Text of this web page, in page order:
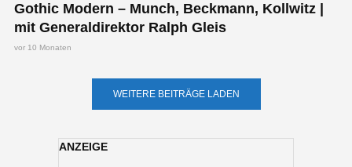
Gothic Modern – Munch, Beckmann, Kollwitz |
mit Generaldirektor Ralph Gleis
vor 10 Monaten
WEITERE BEITRÄGE LADEN
ANZEIGE